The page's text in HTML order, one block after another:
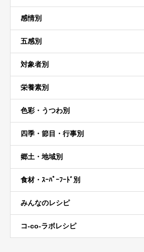
感情別
五感別
対象者別
栄養素別
色彩・うつわ別
四季・節目・行事別
郷土・地域別
食材・ｽｰﾊﾟｰﾌｰﾄﾞ別
みんなのレシピ
コ-co-ラボレシピ